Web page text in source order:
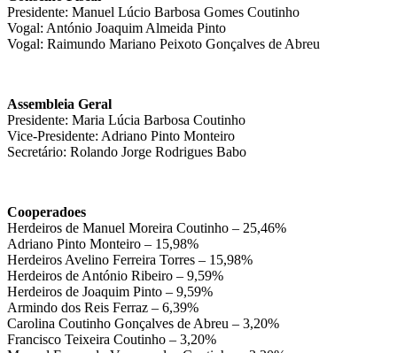
Presidente: Manuel Lúcio Barbosa Gomes Coutinho
Vogal: António Joaquim Almeida Pinto
Vogal: Raimundo Mariano Peixoto Gonçalves de Abreu
Assembleia Geral
Presidente: Maria Lúcia Barbosa Coutinho
Vice-Presidente: Adriano Pinto Monteiro
Secretário: Rolando Jorge Rodrigues Babo
Cooperadoes
Herdeiros de Manuel Moreira Coutinho – 25,46%
Adriano Pinto Monteiro – 15,98%
Herdeiros Avelino Ferreira Torres – 15,98%
Herdeiros de António Ribeiro – 9,59%
Herdeiros de Joaquim Pinto – 9,59%
Armindo dos Reis Ferraz – 6,39%
Carolina Coutinho Gonçalves de Abreu – 3,20%
Francisco Teixeira Coutinho – 3,20%